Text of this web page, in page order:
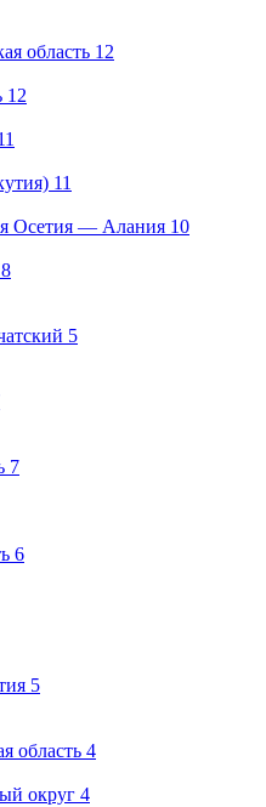
область 12
12
11
Осетия — Алания 10
8
5
7
6
5
область 4
округ 4